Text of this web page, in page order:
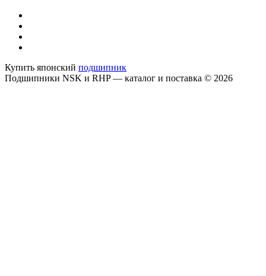
Купить японский подшипник
Подшипники NSK и RHP — каталог и поставка © 2026